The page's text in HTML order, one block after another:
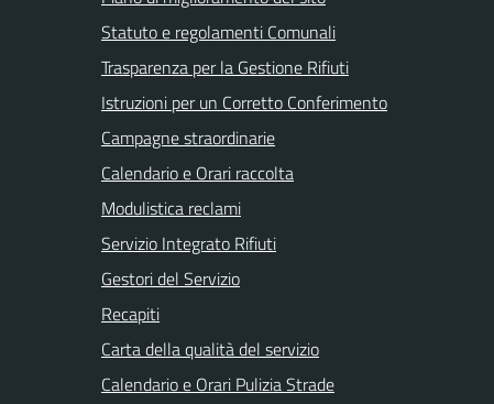
Statuto e regolamenti Comunali
Trasparenza per la Gestione Rifiuti
Istruzioni per un Corretto Conferimento
Campagne straordinarie
Calendario e Orari raccolta
Modulistica reclami
Servizio Integrato Rifiuti
Gestori del Servizio
Recapiti
Carta della qualità del servizio
Calendario e Orari Pulizia Strade